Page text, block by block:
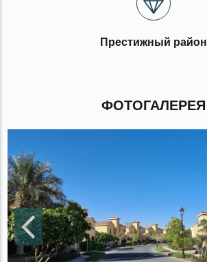
Престижный район
ФОТОГАЛЕРЕЯ